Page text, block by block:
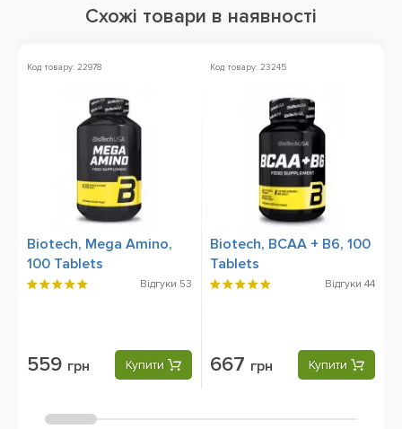
Схожі товари в наявності
Код товару: 22978
Biotech, Mega Amino,
100 Tablets
Відгуки 53
559 грн Купити
Код товару: 23245
Biotech, BCAA + B6, 100
Tablets
Відгуки 44
667 грн Купити